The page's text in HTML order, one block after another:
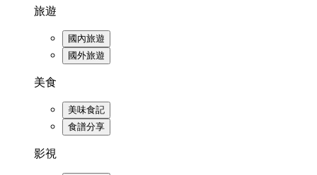
旅遊
國內旅遊
國外旅遊
美食
美味食記
食譜分享
影視